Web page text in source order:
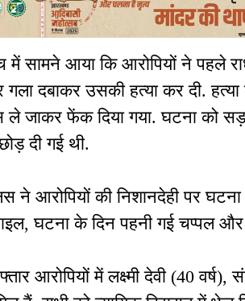
में सामने आया कि आरोपियों ने पहले
गला दबाकर उसकी हत्या कर दी.
ले जाकर फेंक दिया गया. घटना को
दी गई थी.
ने आरोपियों की निशानदेही पर
घटना के दिन पहनी गई चप्पल
आरोपियों में लक्ष्मी देवी (40